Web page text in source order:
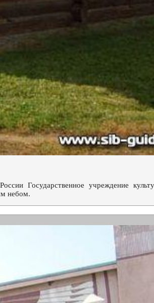
Государственное учреждение
небом.